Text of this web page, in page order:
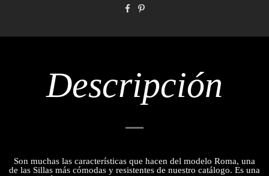
Descripción
Son muchas las características que hacen del modelo Roma, una
de las Sillas más cómodas y resistentes de nuestro catálogo. Es una